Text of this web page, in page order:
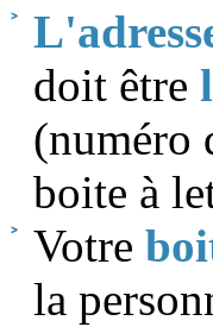
doit être
(numéro
boite à
Votre
la